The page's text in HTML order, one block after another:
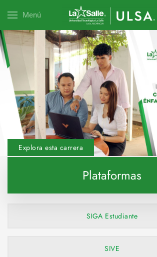
Menú
Explora esta carrera
Plataformas
SIGA Estudiante
SIVE